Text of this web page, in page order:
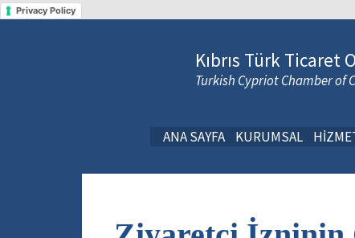
Privacy Policy
Kıbrıs Türk Ticaret
Turkish Cypriot Chamber of
ANA SAYFA KURUMSAL